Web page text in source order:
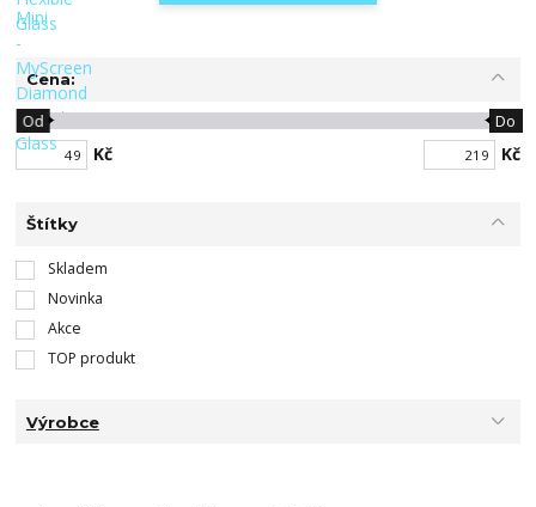
Cena:
Kč
Od Do
Kč
Štítky
Skladem
Novinka
Akce
TOP produkt
Výrobce